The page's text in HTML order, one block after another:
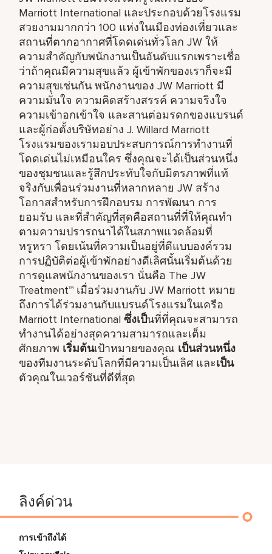
Marriott International และประกอบด้วยโรงแรม
สวยงามมากกว่า 100 แห่งในเมืองท่องเที่ยวและ
สถานที่ตากอากาศที่โดดเด่นทั่วโลก JW ให้
ความสำคัญกับพนักงานเป็นอันดับแรกเพราะเชื่อ
ว่าถ้าคุณมีความสุขแล้ว ผู้เข้าพักของเราก็จะมี
ความสุขเช่นกัน พนักงานของ JW Marriott มี
ความมั่นใจ ความคิดสร้างสรรค์ ความจริงใจ
ความเข้าอกเข้าใจ และสานต่อมรดกของแบรนด์
และผู้ก่อตั้งบริษัทอย่าง J. Willard Marriott
โรงแรมของเรามอบประสบการณ์การทำงานที่
โดดเด่นไม่เหมือนใคร ซึ่งคุณจะได้เป็นส่วนหนึ่ง
ของชุมชนและรู้สึกประทับใจกับมิตรภาพที่แท้
จริงกับเพื่อนร่วมงานที่หลากหลาย JW สร้าง
โอกาสสำหรับการฝึกอบรม การพัฒนา การ
ยอมรับ และที่สำคัญที่สุดคือสถานที่ที่ให้คุณทำ
ตามความปรารถนาได้ในสภาพแวดล้อมที่
หรูหรา โดยเน้นที่ความเป็นอยู่ที่ดีแบบองค์รวม
การปฏิบัติต่อผู้เข้าพักอย่างดีเลิศนั้นเริ่มต้นด้วย
การดูแลพนักงานของเรา นั่นคือ The JW
Treatment™ เมื่อร่วมงานกับ JW Marriott หมาย
ถึงการได้ร่วมงานกับแบรนด์โรงแรมในเครือ
Marriott Internationalซึ่งเป็นที่ที่คุณจะสามารถ
ทำงานได้อย่างสุดความสามารถและเต็ม
ศักยภาพ เริ่มต้นเป้าหมายของคุณ เป็นส่วนหนึ่ง
ของทีมงานระดับโลกที่มีความเป็นเลิศ และเป็น
ตัวคุณในเวอร์ชันที่ดีที่สุด
ลิงค์ด่วน
การเข้าถึงได้